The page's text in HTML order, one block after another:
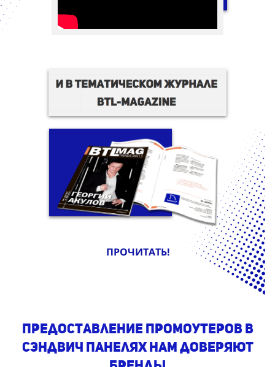
ПРОЧИТАТЬ!
предоставление промоутеров в
сэндвич панелях Нам доверяют